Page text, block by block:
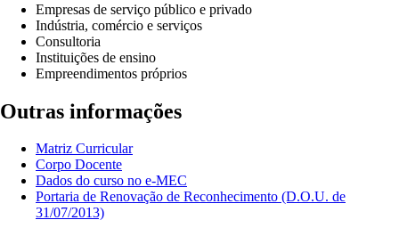
Empresas de serviço público e privado
Indústria, comércio e serviços
Consultoria
Instituições de ensino
Empreendimentos próprios
Outras informações
Matriz Curricular
Corpo Docente
Dados do curso no e-MEC
Portaria de Renovação de Reconhecimento (D.O.U. de
31/07/2013)